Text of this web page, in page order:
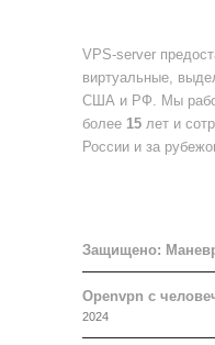
VPS-server
виртуальные,
США и РФ. Мы
более 15лет и
России и за
Защищено:
Openvpn с
2024